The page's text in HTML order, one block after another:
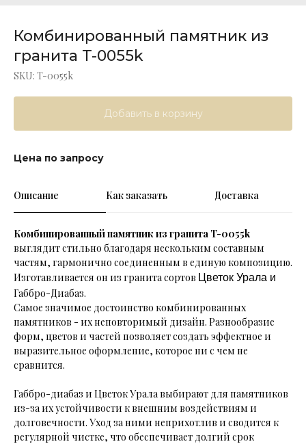
Комбинированный памятник из
гранита T-0055k
SKU: T-0055k
Добавить в корзину
Цена по запросу
Описание Как заказать Доставка
Комбинированный памятник из гранита T-0055k
выглядит стильно благодаря нескольким составным
частям, гармонично соединенным в единую композицию.
Изготавливается он из гранита сортов Цветок Урала и
Габбро-Диабаз.
Самое значимое достоинство комбинированных
памятников - их неповторимый дизайн. Разнообразие
форм, цветов и частей позволяет создать эффектное и
выразительное оформление, которое ни с чем не
сравнится.
Габбро-диабаз и Цветок Урала выбирают для памятников
из-за их устойчивости к внешним воздействиям и
долговечности. Уход за ними неприхотлив и сводится к
регулярной чистке, что обеспечивает долгий срок